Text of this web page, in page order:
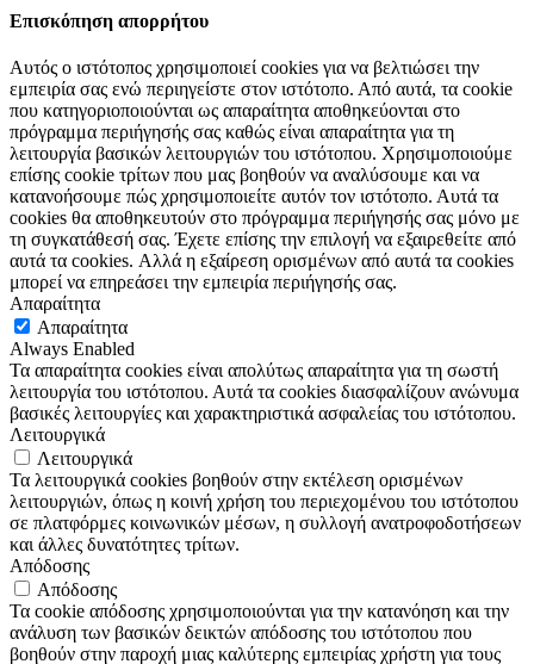
Επισκόπηση απορρήτου
Αυτός ο ιστότοπος χρησιμοποιεί cookies για να βελτιώσει την
εμπειρία σας ενώ περιηγείστε στον ιστότοπο. Από αυτά, τα cookie
που κατηγοριοποιούνται ως απαραίτητα αποθηκεύονται στο
πρόγραμμα περιήγησής σας καθώς είναι απαραίτητα για τη
λειτουργία βασικών λειτουργιών του ιστότοπου. Χρησιμοποιούμε
επίσης cookie τρίτων που μας βοηθούν να αναλύσουμε και να
κατανοήσουμε πώς χρησιμοποιείτε αυτόν τον ιστότοπο. Αυτά τα
cookies θα αποθηκευτούν στο πρόγραμμα περιήγησής σας μόνο με
τη συγκατάθεσή σας. Έχετε επίσης την επιλογή να εξαιρεθείτε από
αυτά τα cookies. Αλλά η εξαίρεση ορισμένων από αυτά τα cookies
μπορεί να επηρεάσει την εμπειρία περιήγησής σας.
Απαραίτητα
Απαραίτητα
Always Enabled
Τα απαραίτητα cookies είναι απολύτως απαραίτητα για τη σωστή
λειτουργία του ιστότοπου. Αυτά τα cookies διασφαλίζουν ανώνυμα
βασικές λειτουργίες και χαρακτηριστικά ασφαλείας του ιστότοπου.
Λειτουργικά
Λειτουργικά
Τα λειτουργικά cookies βοηθούν στην εκτέλεση ορισμένων
λειτουργιών, όπως η κοινή χρήση του περιεχομένου του ιστότοπου
σε πλατφόρμες κοινωνικών μέσων, η συλλογή ανατροφοδοτήσεων
και άλλες δυνατότητες τρίτων.
Απόδοσης
Απόδοσης
Τα cookie απόδοσης χρησιμοποιούνται για την κατανόηση και την
ανάλυση των βασικών δεικτών απόδοσης του ιστότοπου που
βοηθούν στην παροχή μιας καλύτερης εμπειρίας χρήστη για τους